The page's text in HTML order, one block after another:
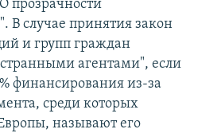
прозрачности
В случае принятия закон
и групп граждан
агентами", если
финансирования из-за
среди которых
называют его